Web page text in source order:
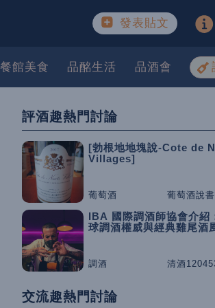
發表貼文
餐館美食 品酩生活 品酒會
評酒趣熱門討論
[勃根地地塊說-Cote de
Villages]
葡萄酒
IBA 國際調酒師協會介紹
球調酒權威與經典雞尾酒
調酒 清酒
交流趣熱門討論